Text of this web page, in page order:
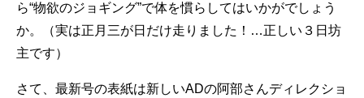
ら“物欲のジョギング”で体を慣らしてはいかがでしょう
か。（実は正月三が日だけ走りました！…正しい３日坊
主です）
さて、最新号の表紙は新しいADの阿部さんディレクショ